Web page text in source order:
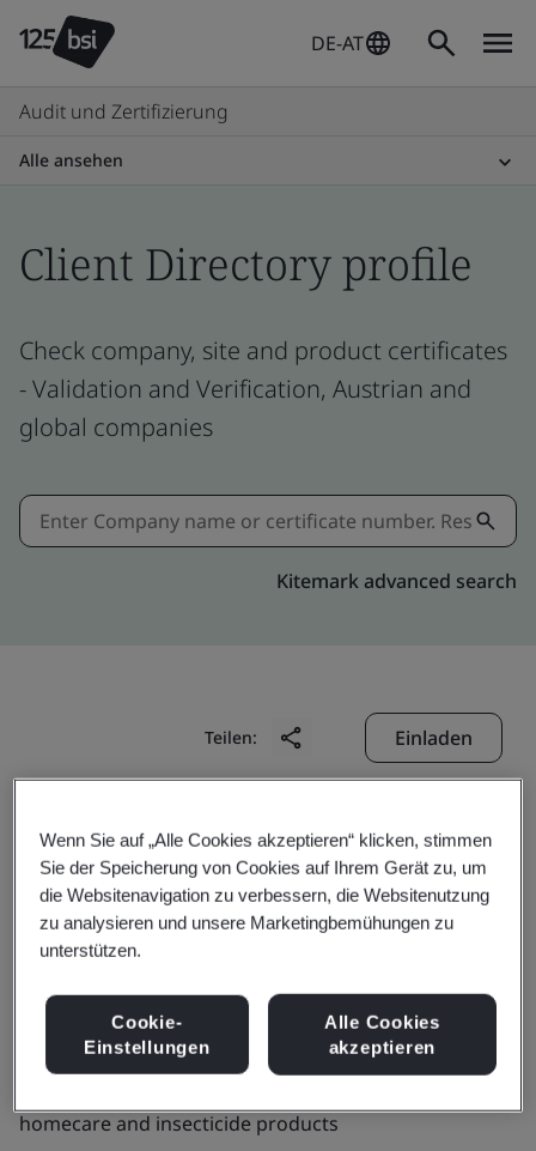
DE-AT
Audit und Zertifizierung
Alle ansehen
Client Directory profile
Check company, site and product certificates
- Validation and Verification, Austrian and
global companies
Kitemark advanced search
Teilen: Einladen
A My Gia Joint Stock
Company
homecare and insecticide products
Wenn Sie auf „Alle Cookies akzeptieren“ klicken, stimmen
Sie der Speicherung von Cookies auf Ihrem Gerät zu, um
die Websitenavigation zu verbessern, die Websitenutzung
zu analysieren und unsere Marketingbemühungen zu
unterstützen.
Cookie-
Einstellungen
Alle Cookies
akzeptieren